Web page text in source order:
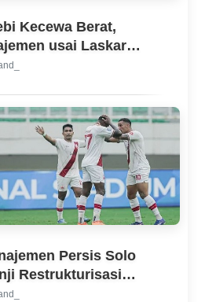
Kecewa Berat,
usai Laskar
1-2 dari
Persis Solo
Restrukturisasi